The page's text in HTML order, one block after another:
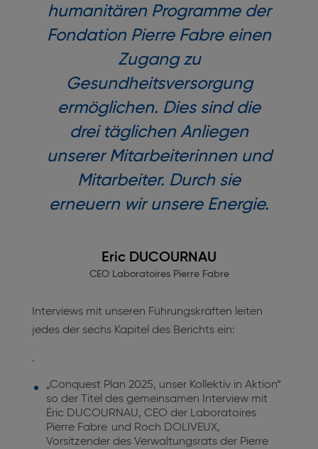
humanitären Programme der
Fondation Pierre Fabre einen
Zugang zu
Gesundheitsversorgung
ermöglichen. Dies sind die
drei täglichen Anliegen
unserer Mitarbeiterinnen und
Mitarbeiter. Durch sie
erneuern wir unsere Energie.
Eric DUCOURNAU
CEO Laboratoires Pierre Fabre
Interviews mit unseren Führungskräften leiten
jedes der sechs Kapitel des Berichts ein:
.
„Conquest Plan 2025, unser Kollektiv in Aktion“
so der Titel des gemeinsamen Interview mit
Éric DUCOURNAU, CEO der Laboratoires
Pierre Fabre und Roch DOLIVEUX,
Vorsitzender des Verwaltungsrats der Pierre